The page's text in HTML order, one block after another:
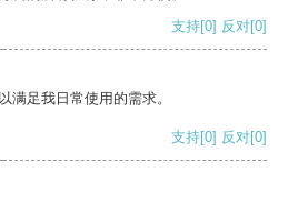
支持[0] 反对[0]
满足我日常使用的需求。
支持[0] 反对[0]